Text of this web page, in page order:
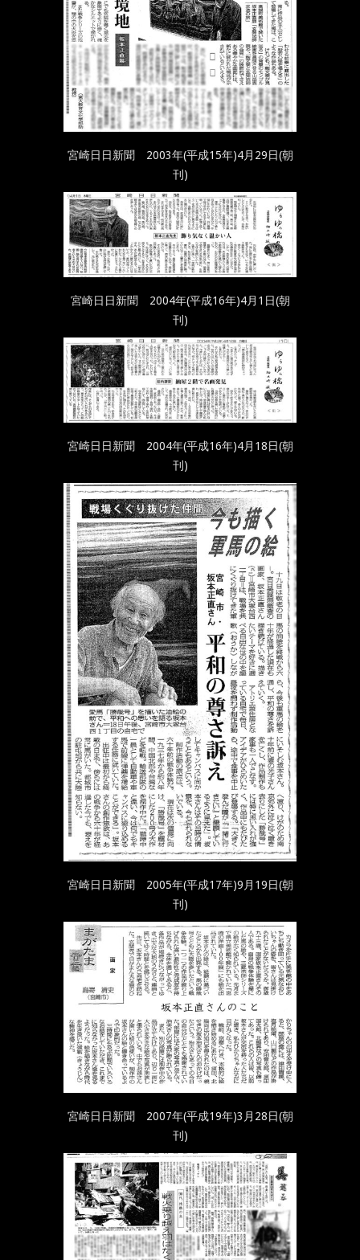
宮崎日日新聞 2003年(平成15年)4月29日(朝
刊)
宮崎日日新聞 2004年(平成16年)4月1日(朝
刊)
宮崎日日新聞 2004年(平成16年)4月18日(朝
刊)
宮崎日日新聞 2005年(平成17年)9月19日(朝
刊)
宮崎日日新聞 2007年(平成19年)3月28日(朝
刊)